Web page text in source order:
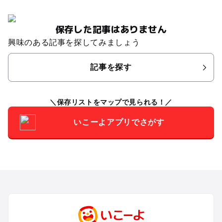
保存した記事はありません
興味のある記事を探してみましょう
記事を探す
保存リストをマップで見られる！
いこーよアプリでさがす